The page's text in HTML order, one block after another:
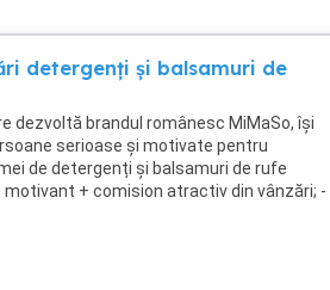
detergenți și balsamuri de
dezvoltă brandul românesc MiMaSo, își
serioase și motivate pentru
de detergenți și balsamuri de rufe
motivant + comision atractiv din vânzări; -
- ...